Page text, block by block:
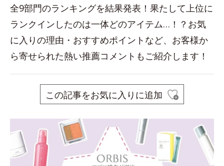
全9部門のランキングを結果発表！果たして上位に
ランクインしたのは一体どのアイテム…！？お気
に入りの理由・おすすめポイントなど、お客様か
ら寄せられた熱い推薦コメントもご紹介します！
この記事をお気に入りに追加